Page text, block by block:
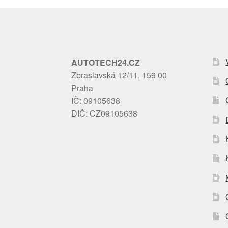
AUTOTECH24.CZ
Zbraslavská 12/11, 159 00
Praha
IČ: 09105638
DIČ: CZ09105638